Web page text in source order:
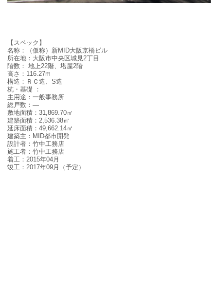
【スペック】
名称：
（仮称）新MID大阪京橋ビル
所在地： 大阪市中央区城見2丁目
階数： 地上22階、塔屋2階
高さ： 116.27m
構造 ： ＲＣ造、S造
杭・基礎
：
主用途： 一般事務所
総戸数： —
敷地面積： 31,869.70㎡
建築面積： 2,536.38㎡
延床面積： 49,662.14㎡
建築主： MID都市開発
設計者： 竹中工務店
施工者： 竹中工務店
着工： 2015年04月
竣工： 2017年09月（予定）